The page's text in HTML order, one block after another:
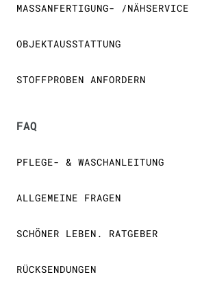
MASSANFERTIGUNG- /NÄHSERVICE
OBJEKTAUSSTATTUNG
STOFFPROBEN ANFORDERN
FAQ
PFLEGE- & WASCHANLEITUNG
ALLGEMEINE FRAGEN
SCHÖNER LEBEN. RATGEBER
RÜCKSENDUNGEN